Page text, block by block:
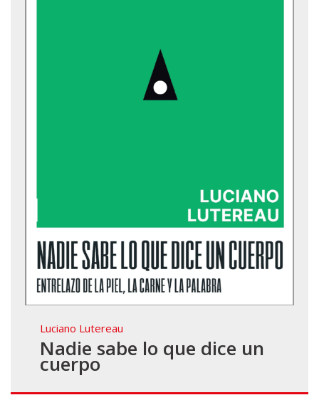
Luciano Lutereau
Nadie sabe lo que dice un
cuerpo